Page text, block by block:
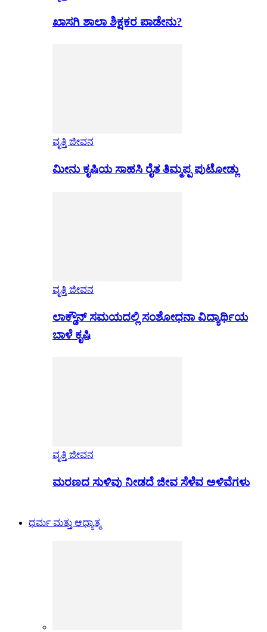
ಖಾಸಗಿ ಶಾಲಾ ಶಿಕ್ಷಕರ ಪಾಡೇನು?
ವೃತ್ತಿ ಜೀವನ
ಮೀನು ಕೃಷಿಯ ಸಾಹಸಿ ರೈತ ತಿಮ್ಮಪ್ಪ ಪುಟೋಡ್ಲು
ವೃತ್ತಿ ಜೀವನ
ಲಾಕ್ಡೌನ್ ಸಮಯದಲ್ಲಿ ಸಂಶೋಧನಾ ವಿದ್ಯಾರ್ಥಿಯ
ಬಾಳೆ ಕೃಷಿ
ವೃತ್ತಿ ಜೀವನ
ಮರಣದ ಸುಳಿವು ನೀಡದೆ ಜೀವ ಸೆಳೆವ ಅಳಿವೆಗಳು
ಧರ್ಮ ಮತ್ತು ಆಧ್ಯಾತ್ಮ